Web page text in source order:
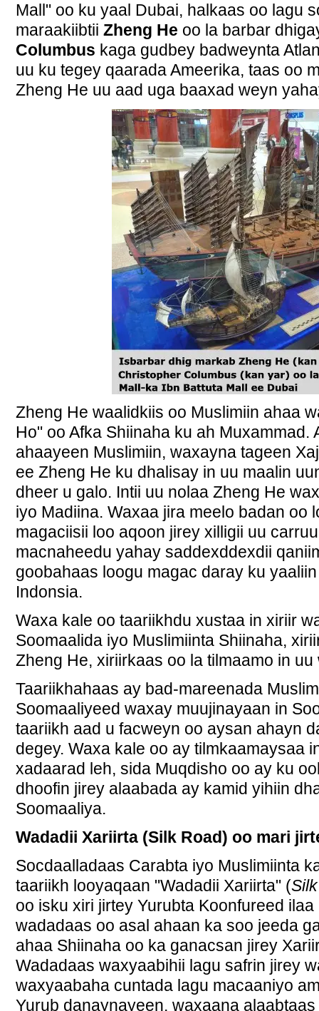
Mall" oo ku yaal Dubai, halkaas oo lagu
maraakiibtii Zheng He oo la barbar
Columbus kaga gudbey badweynta
uu ku tegey qaarada Ameerika, taas oo
Zheng He uu aad uga baaxad weyn
Zheng He waalidkiis oo Muslimiin ahaa
Ho" oo Afka Shiinaha ku ah Muxammad.
ahaayeen Muslimiin, waxayna tageen
ee Zheng He ku dhalisay in uu maalin
dheer u galo. Intii uu nolaa Zheng He
iyo Madiina. Waxaa jira meelo badan oo
magaciisii loo aqoon jirey xilligii uu
macnaheedu yahay saddexddexdii
goobahaas loogu magac daray ku
Indonsia.
Waxa kale oo taariikhdu xustaa in xiriir
Soomaalida iyo Muslimiinta Shiinaha,
Zheng He, xiriirkaas oo la tilmaamo in uu
Taariikhahaas ay bad-mareenada
Soomaaliyeed waxay muujinayaan in
taariikh aad u facweyn oo aysan ahayn
degey. Waxa kale oo ay tilmkaamaysaa
xadaarad leh, sida Muqdisho oo ay ku
dhoofin jirey alaabada ay kamid yihiin
Soomaaliya.
Wadadii Xariirta (Silk Road) oo mari
Socdaalladaas Carabta iyo Muslimiinta
taariikh looyaqaan "Wadadii Xariirta" (
oo isku xiri jirtey Yurubta Koonfureed
wadadaas oo asal ahaan ka soo jeeda
ahaa Shiinaha oo ka ganacsan jirey
Wadadaas waxyaabihii lagu safrin jirey
waxyaabaha cuntada lagu macaaniyo
Yurub danaynayeen, waxaana